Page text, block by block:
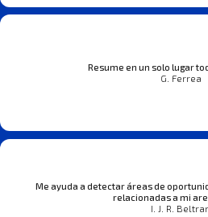
Resume en un solo lugar
G. Ferrea
Me ayuda a detectar áreas de
relacionadas a mi
I. J. R.